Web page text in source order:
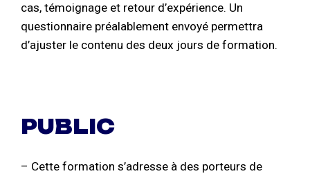
cas, témoignage et retour d’expérience. Un
questionnaire préalablement envoyé permettra
d’ajuster le contenu des deux jours de formation.
PUBLIC
– Cette formation s’adresse à des porteurs de